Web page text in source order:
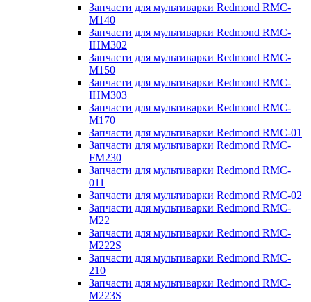
Запчасти для мультиварки Redmond RMC-
M140
Запчасти для мультиварки Redmond RMC-
IHM302
Запчасти для мультиварки Redmond RMC-
M150
Запчасти для мультиварки Redmond RMC-
IHM303
Запчасти для мультиварки Redmond RMC-
M170
Запчасти для мультиварки Redmond RMC-01
Запчасти для мультиварки Redmond RMC-
FM230
Запчасти для мультиварки Redmond RMC-
011
Запчасти для мультиварки Redmond RMC-02
Запчасти для мультиварки Redmond RMC-
M22
Запчасти для мультиварки Redmond RMC-
M222S
Запчасти для мультиварки Redmond RMC-
210
Запчасти для мультиварки Redmond RMC-
M223S